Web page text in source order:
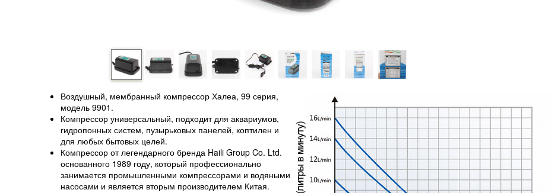
Воздушный, мембранный компрессор Халеа, 99 серия,
модель 9901.
Компрессор универсальный, подходит для аквариумов,
гидропонных систем, пузырьковых панелей, коптилен и
для любых бытовых целей.
Компрессор от легендарного бренда Haili Group Co. Ltd.
основанного 1989 году, который профессионально
занимается промышленными компрессорами и водяными
насосами и является вторым производителем Китая.